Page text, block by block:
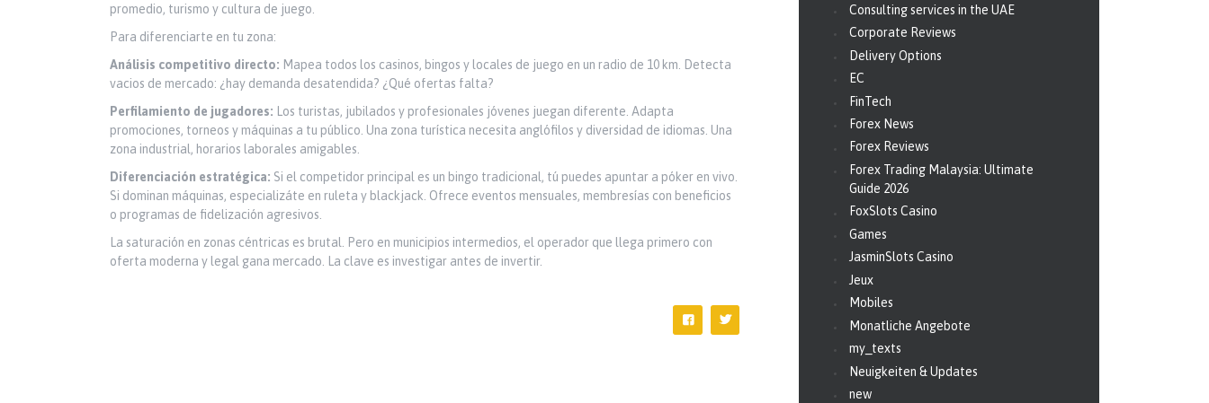
promedio, turismo y cultura de juego.
Para diferenciarte en tu zona:
Análisis competitivo directo: Mapea todos los casinos, bingos y locales de juego en un radio de 10 km. Detecta
vacios de mercado: ¿hay demanda desatendida? ¿Qué ofertas falta?
Perfilamiento de jugadores: Los turistas, jubilados y profesionales jóvenes juegan diferente. Adapta
promociones, torneos y máquinas a tu público. Una zona turística necesita anglófilos y diversidad de idiomas. Una
zona industrial, horarios laborales amigables.
Diferenciación estratégica: Si el competidor principal es un bingo tradicional, tú puedes apuntar a póker en vivo.
Si dominan máquinas, especializáte en ruleta y blackjack. Ofrece eventos mensuales, membresías con beneficios
o programas de fidelización agresivos.
La saturación en zonas céntricas es brutal. Pero en municipios intermedios, el operador que llega primero con
oferta moderna y legal gana mercado. La clave es investigar antes de invertir.
Consulting services in the UAE
Corporate Reviews
Delivery Options
EC
FinTech
Forex News
Forex Reviews
Forex Trading Malaysia: Ultimate
Guide 2026
FoxSlots Casino
Games
JasminSlots Casino
Jeux
Mobiles
Monatliche Angebote
my_texts
Neuigkeiten & Updates
new